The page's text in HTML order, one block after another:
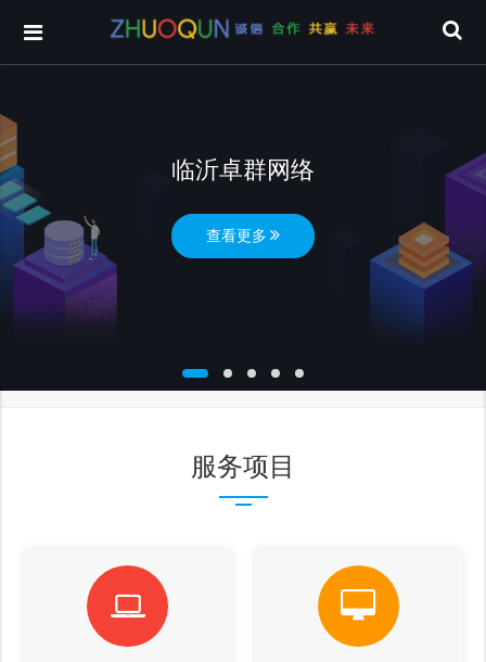
临沂卓群网络
查看更多
服务项目